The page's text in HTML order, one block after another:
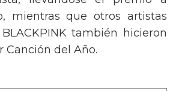
llevándose el premio a
mientras que otros artistas
también hicieron
Canción del Año.